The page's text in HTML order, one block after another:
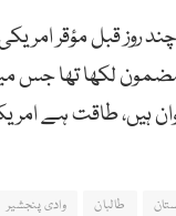
روز قبل مؤقر
لکھا تھا جس میں
ہیں، طاقت ہے
طالبان وادی پنجشیر